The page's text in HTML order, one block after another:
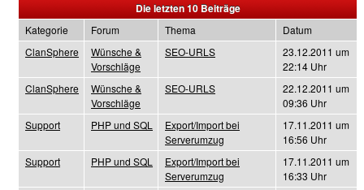
Die letzten 10 Beiträge
Kategorie Forum Thema
Datum
ClanSphere
Wünsche &
Vorschläge
SEO-URLS
23.12.2011 um
22:14 Uhr
ClanSphere
Wünsche &
Vorschläge
SEO-URLS
22.12.2011 um
09:36 Uhr
Support
PHP und SQL
Export/Import bei
Serverumzug
17.11.2011 um
16:56 Uhr
Support
PHP und SQL
Export/Import bei
Serverumzug
17.11.2011 um
16:33 Uhr